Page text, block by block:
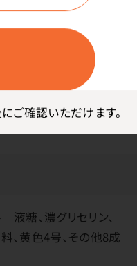
ご確認いただけます。
糖、濃グリセリン、
、黄色4号、その他8成